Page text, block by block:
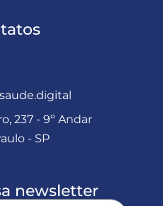
237 - 9º Andar
- SP
newsletter